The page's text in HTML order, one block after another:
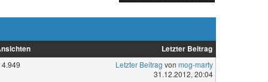
Letzter Beitrag
4.949 Letzter Beitrag von mog-marty
31.12.2012, 20:04